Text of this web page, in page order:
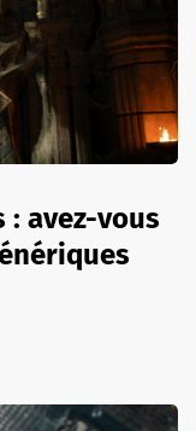
avez-vous